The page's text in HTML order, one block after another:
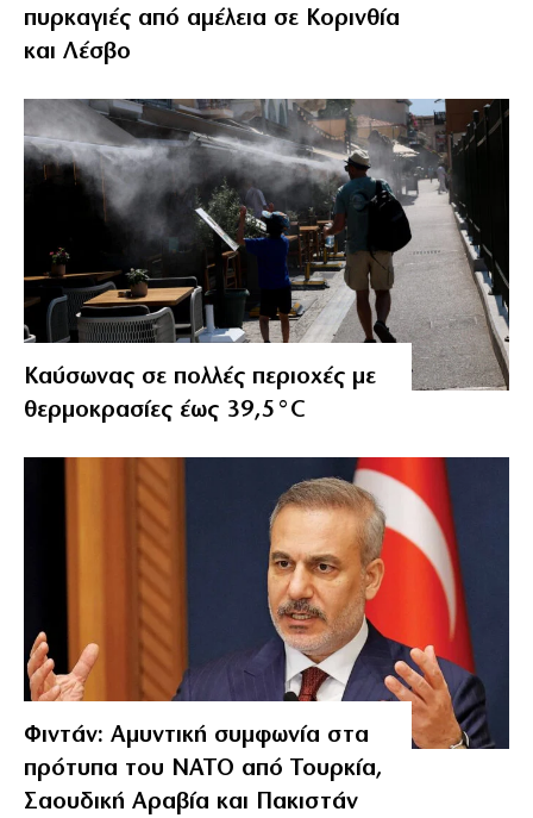
πυρκαγιές από αμέλεια σε Κορινθία
και Λέσβο
Καύσωνας σε πολλές περιοχές με
θερμοκρασίες έως 39,5°C
Φιντάν: Αμυντική συμφωνία στα
πρότυπα του ΝΑΤΟ από Τουρκία,
Σαουδική Αραβία και Πακιστάν